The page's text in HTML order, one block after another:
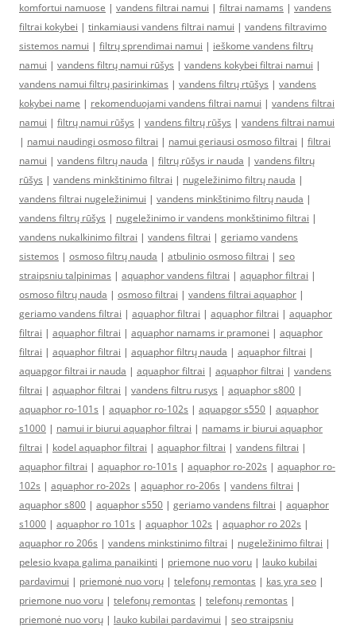
komfortui namuose | vandens filtrai namui | filtrai namams | vandens
filtrai kokybei | tinkamiausi vandens filtrai namui | vandens filtravimo
sistemos namui | filtrų sprendimai namui | ieškome vandens filtrų
namui | vandens filtrų namui rūšys | vandens kokybei filtrai namui |
vandens namui filtrų pasirinkimas | vandens filtrų rtūšys | vandens
kokybei name | rekomenduojami vandens filtrai namui | vandens filtrai
namui | filtrų namui rūšys | vandens filtrų rūšys | vandens filtrai namui
| namui naudingi osmoso filtrai | namui geriausi osmoso filtrai | filtrai
namui | vandens filtrų nauda | filtrų rūšys ir nauda | vandens filtrų
rūšys | vandens minkštinimo filtrai | nugeležinimo filtrų nauda |
vandens filtrai nugeležinimui | vandens minkštinimo filtrų nauda |
vandens filtrų rūšys | nugeležinimo ir vandens monkštinimo filtrai |
vandens nukalkinimo filtrai | vandens filtrai | geriamo vandens
sistemos | osmoso filtrų nauda | atbulinio osmoso filtrai | seo
straipsniu talpinimas | aquaphor vandens filtrai | aquaphor filtrai |
osmoso filtrų nauda | osmoso filtrai | vandens filtrai aquaphor |
geriamo vandens filtrai | aquaphor filtrai | aquaphor filtrai | aquaphor
filtrai | aquaphor filtrai | aquaphor namams ir pramonei | aquaphor
filtrai | aquaphor filtrai | aquaphor filtrų nauda | aquaphor filtrai |
aquapgor filtrai ir nauda | aquaphor filtrai | aquaphor filtrai | vandens
filtrai | aquaphor filtrai | vandens filtru rusys | aquaphor s800 |
aquaphor ro-101s | aquaphor ro-102s | aquapgor s550 | aquaphor
s1000 | namui ir biurui aquaphor filtrai | namams ir biurui aquaphor
filtrai | kodel aquaphor filtrai | aquaphor filtrai | vandens filtrai |
aquaphor filtrai | aquaphor ro-101s | aquaphor ro-202s | aquaphor ro-
102s | aquaphor ro-202s | aquaphor ro-206s | vandens filtrai |
aquaphor s800 | aquaphor s550 | geriamo vandens filtrai | aquaphor
s1000 | aquaphor ro 101s | aquaphor 102s | aquaphor ro 202s |
aquaphor ro 206s | vandens minkstinimo filtrai | nugeležinimo filtrai |
pelesio kvapa galima panaikinti | priemone nuo voru | lauko kubilai
pardavimui | priemonė nuo vorų | telefonų remontas | kas yra seo |
priemone nuo voru | telefonų remontas | telefonų remontas |
priemonė nuo vorų | lauko kubilai pardavimui | seo straipsniu